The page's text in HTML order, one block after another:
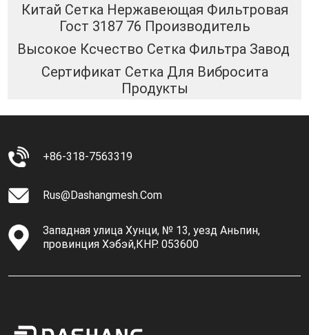
Китай Сетка Нержавеющая Фильтровая
Гост 3187 76 Производитель
Высокое Ксчество Сетка Фильтра Завод
Сертификат Сетка Для Вибросита
Продукты
+86-318-7563319
Rus@dashangmesh.com
Западная улица Хунци, № 13, уезд Аньпин,
провинция Хэбэй,КНР. 053600